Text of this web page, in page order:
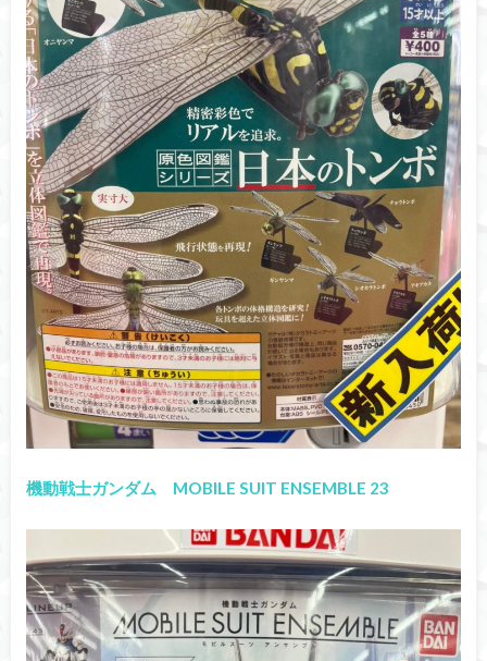
機動戦士ガンダム MOBILE SUIT ENSEMBLE 23